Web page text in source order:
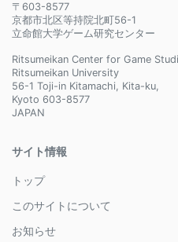
〒603-8577
京都市北区等持院北町56-1
立命館大学ゲーム研究センター
Ritsumeikan Center for Game
Ritsumeikan University
56-1 Toji-in Kitamachi, Kita-ku,
Kyoto 603-8577
JAPAN
サイト情報
トップ
このサイトについて
お知らせ